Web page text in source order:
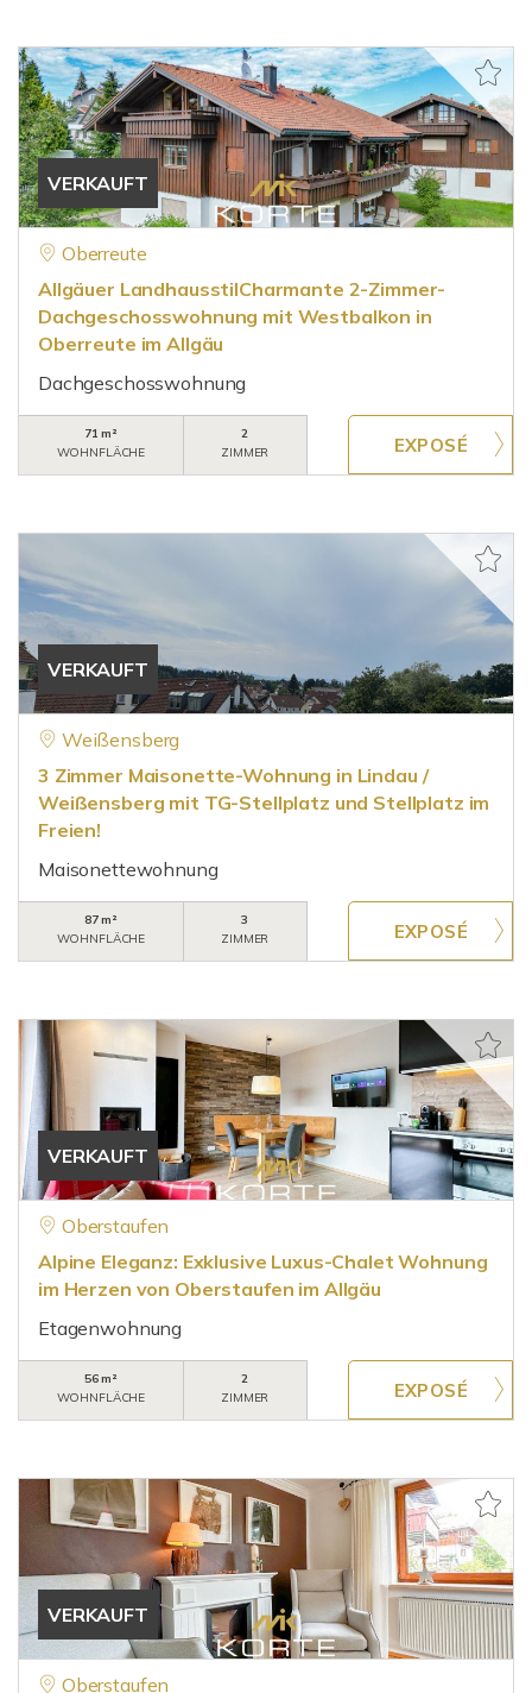
VERKAUFT
Oberreute
Allgäuer LandhausstilCharmante 2-Zimmer-
Dachgeschosswohnung mit Westbalkon in
Oberreute im Allgäu
Dachgeschosswohnung
71 m²
WOHNFLÄCHE
2
ZIMMER
VERKAUFT
Weißensberg
3 Zimmer Maisonette-Wohnung in Lindau /
Weißensberg mit TG-Stellplatz und Stellplatz im
Freien!
Maisonettewohnung
87 m²
WOHNFLÄCHE
3
ZIMMER
VERKAUFT
Oberstaufen
Alpine Eleganz: Exklusive Luxus-Chalet Wohnung
im Herzen von Oberstaufen im Allgäu
Etagenwohnung
56 m²
WOHNFLÄCHE
2
ZIMMER
VERKAUFT
Oberstaufen